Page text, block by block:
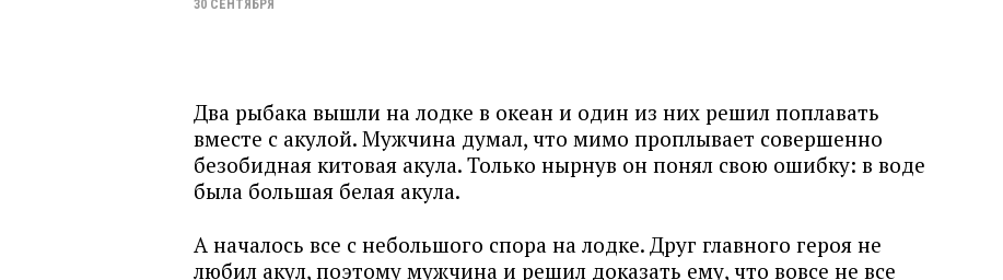
30 СЕНТЯБРЯ
Два рыбака вышли на лодке в океан и один из них решил поплавать
вместе с акулой. Мужчина думал, что мимо проплывает совершенно
безобидная китовая акула. Только нырнув он понял свою ошибку: в воде
была большая белая акула.
А началось все с небольшого спора на лодке. Друг главного героя не
любил акул, поэтому мужчина и решил доказать ему, что вовсе не все